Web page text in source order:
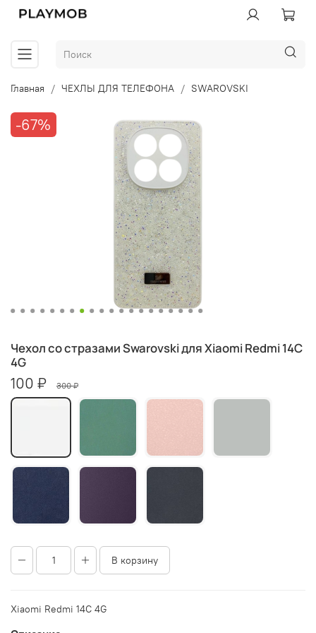
Главная ЧЕХЛЫ ДЛЯ ТЕЛЕФОНА SWAROVSKI
-67%
Чехол со стразами Swarovski для Xiaomi Redmi 14C
4G
100 ₽ 300 ₽
В корзину
Xiaomi Redmi 14C 4G